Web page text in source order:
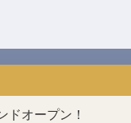
オープン！